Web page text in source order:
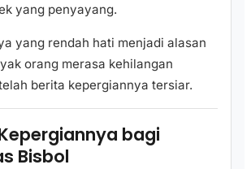
yang penyayang.
yang rendah hati menjadi alasan
orang merasa kehilangan
berita kepergiannya tersiar.
bagi
Bisbol